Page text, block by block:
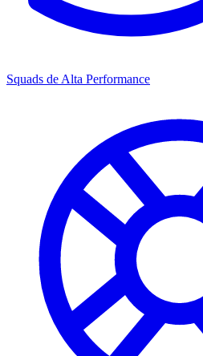
Squads de Alta Performance